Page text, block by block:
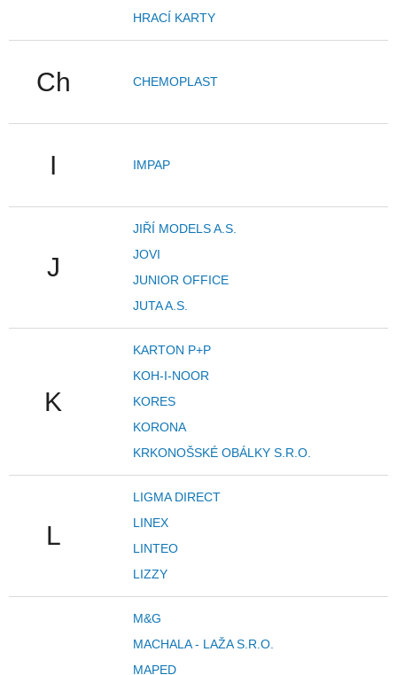
HRACÍ KARTY
Ch CHEMOPLAST
I IMPAP
J
JIŘÍ MODELS A.S.
JOVI
JUNIOR OFFICE
JUTA A.S.
K
KARTON P+P
KOH-I-NOOR
KORES
KORONA
KRKONOŠSKÉ OBÁLKY S.R.O.
L
LIGMA DIRECT
LINEX
LINTEO
LIZZY
M&G
MACHALA - LAŽA S.R.O.
MAPED